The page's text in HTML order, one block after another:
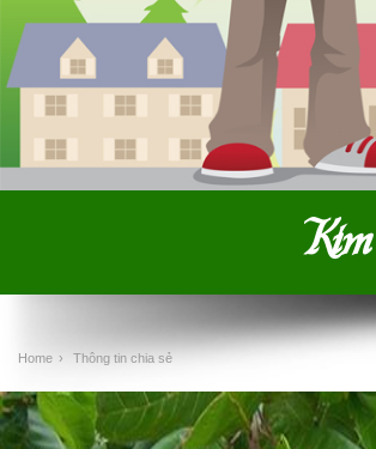
Home › Thông tin chia sẻ